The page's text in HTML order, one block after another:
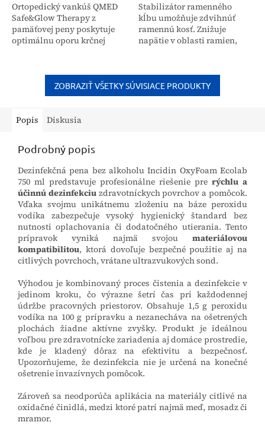
Ortopedický vankúš QMED
Safe&Glow Therapy z
pamäťovej peny poskytuje
optimálnu oporu krčnej
zlepšenie kvality spánku,...
Stabilizátor ramenného
kĺbu umožňuje zdvihnúť
ramennú kosť. Znižuje
napätie v oblasti ramien,
túto časť tela. Ramenný...
ZOBRAZIŤ VŠETKY SÚVISIACE PRODUKTY
Popis Diskusia
Podrobný popis
Dezinfekčná pena bez alkoholu Incidin OxyFoam Ecolab
750 ml predstavuje profesionálne riešenie pre rýchlu a
účinnú dezinfekciuzdravotníckych povrchov a pomôcok.
Vďaka svojmu unikátnemu zloženiu na báze peroxidu
vodíka zabezpečuje vysoký hygienický štandard bez
nutnosti oplachovania či dodatočného utierania. Tento
prípravok vyniká najmä svojou materiálovou
kompatibilitou, ktorá dovoľuje bezpečné použitie aj na
citlivých povrchoch, vrátane ultrazvukových sond.
Výhodou je kombinovaný proces čistenia a dezinfekcie v
jedinom kroku, čo výrazne šetrí čas pri každodennej
údržbe pracovných priestorov. Obsahuje 1,5 g peroxidu
vodíka na 100 g prípravku a nezanecháva na ošetrených
plochách žiadne aktívne zvyšky. Produkt je ideálnou
voľbou pre zdravotnícke zariadenia aj domáce prostredie,
kde je kladený dôraz na efektivitu a bezpečnosť.
Upozorňujeme, že dezinfekcia nie je určená na konečné
ošetrenie invazívnych pomôcok.
Zároveň sa neodporúča aplikácia na materiály citlivé na
oxidačné činidlá, medzi ktoré patrí najmä meď, mosadz či
mramor.